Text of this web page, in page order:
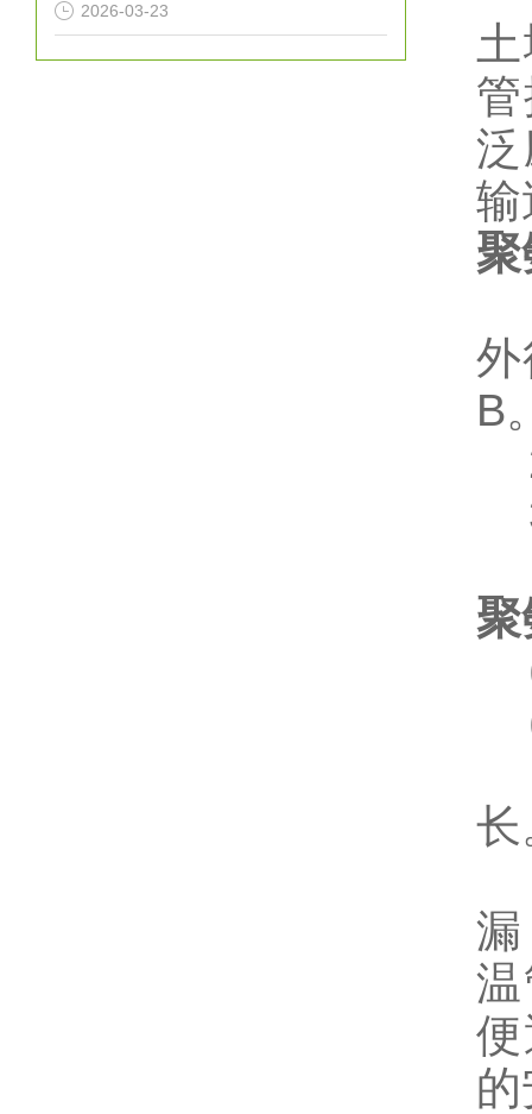
2026-03-23
聚
外
B
聚
长